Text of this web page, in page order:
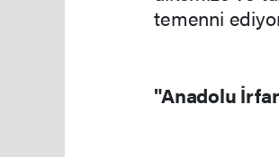
temenni
"Anadolu